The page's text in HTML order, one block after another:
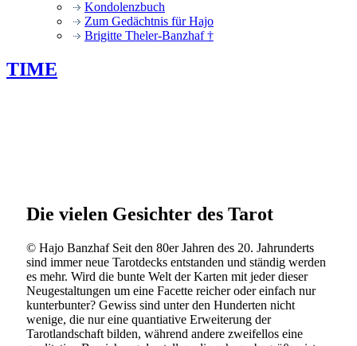
Kondolenzbuch
Zum Gedächtnis für Hajo
Brigitte Theler-Banzhaf †
TIME
Die vielen Gesichter des Tarot
© Hajo Banzhaf Seit den 80er Jahren des 20. Jahrunderts
sind immer neue Tarotdecks entstanden und ständig werden
es mehr. Wird die bunte Welt der Karten mit jeder dieser
Neugestaltungen um eine Facette reicher oder einfach nur
kunterbunter? Gewiss sind unter den Hunderten nicht
wenige, die nur eine quantiative Erweiterung der
Tarotlandschaft bilden, während andere zweifellos eine